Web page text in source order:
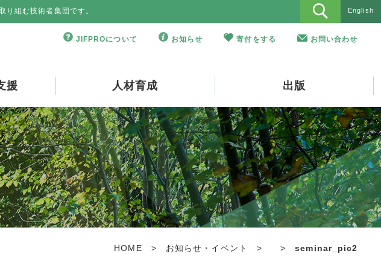
り組む技術者集団です。 English
JIFPROについて お知らせ 寄付をする お問い合わせ
援 人材育成 出版
HOME > お知らせ・イベント > > seminar_pic2